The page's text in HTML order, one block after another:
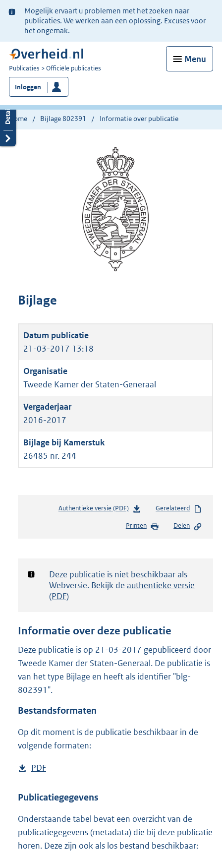
Ter
informatie:
Mogelijk ervaart u problemen met het zoeken naar
publicaties. We werken aan een oplossing. Excuses voor
het ongemak.
Menu
U
bent
nu
hier:
Publicaties Officiële publicaties
Inloggen
Home Bijlage 802391 Informatie over publicatie
Bijlage
21-03-2017 13:18
Tweede Kamer der Staten-Generaal
2016-2017
26485 nr. 244
Authentieke versie (PDF)b
s
d
g
t
e
:
3
Gerelateerd
Printen Delen
Notificatie:
Deze publicatie is niet beschikbaar als
Webversie. Bekijk de authentieke versie
(PDF)
Informatie over deze publicatie
Deze publicatie is op 21-03-2017 gepubliceerd door
Tweede Kamer der Staten-Generaal. De publicatie is
van het type Bijlage en heeft als identifier "blg-
802391".
Bestandsformaten
Op dit moment is de publicatie beschikbaar in de
volgende formaten:
D
w
l
o
a
PDF
s
a
n
d
Publicatiegegevens
Onderstaande tabel bevat een overzicht van de
publicatiegegevens (metadata) die bij deze publicatie
horen. Deze zijn ook als los bestand beschikbaar: